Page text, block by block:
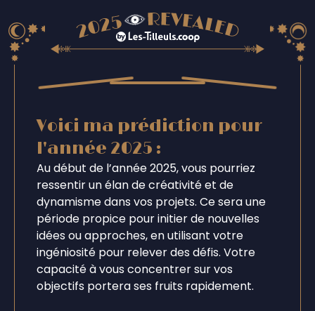
Voici ma prédiction pour
l'année 2025 :
Au début de l’année 2025, vous pourriez
ressentir un élan de créativité et de
dynamisme dans vos projets. Ce sera une
période propice pour initier de nouvelles
idées ou approches, en utilisant votre
ingéniosité pour relever des défis. Votre
capacité à vous concentrer sur vos
objectifs portera ses fruits rapidement.